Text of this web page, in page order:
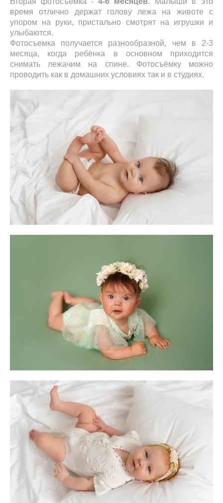
время отлично держат голову лежа на животе с
упором на руки, пристально смотрят на игрушки и
улыбаются.
Фотосъемка получается разнообразной, чем в 2-3
месяца, когда ребёнка в основном приходится
снимать лежачим на спине. Фотосъёмку можно
проводить как в домашних условиях так и в студиях.